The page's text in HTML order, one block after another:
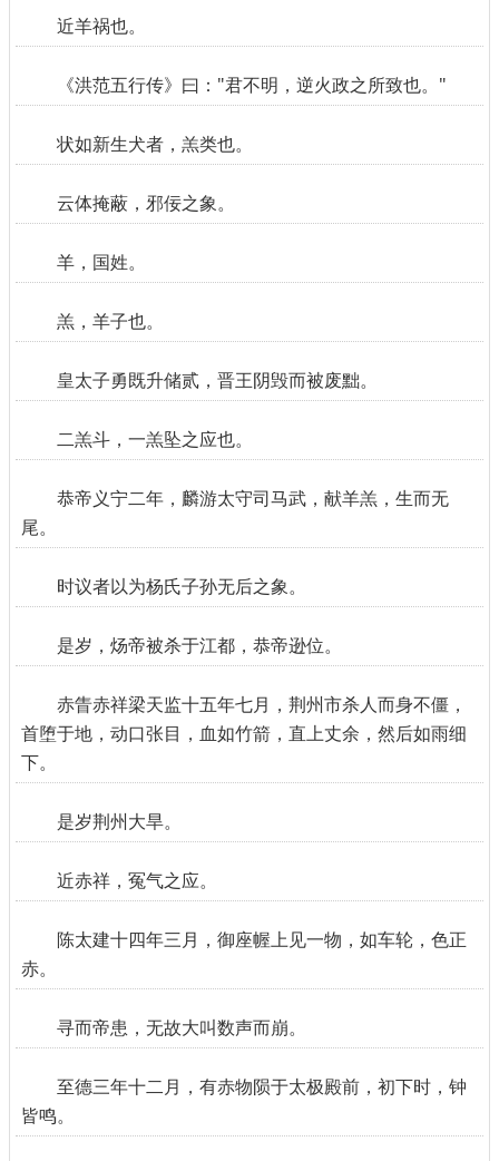
近羊祸也。
《洪范五行传》曰："君不明，逆火政之所致也。"
状如新生犬者，羔类也。
云体掩蔽，邪佞之象。
羊，国姓。
羔，羊子也。
皇太子勇既升储贰，晋王阴毁而被废黜。
二羔斗，一羔坠之应也。
恭帝义宁二年，麟游太守司马武，献羊羔，生而无
尾。
时议者以为杨氏子孙无后之象。
是岁，炀帝被杀于江都，恭帝逊位。
赤眚赤祥梁天监十五年七月，荆州市杀人而身不僵，
首堕于地，动口张目，血如竹箭，直上丈余，然后如雨细
下。
是岁荆州大旱。
近赤祥，冤气之应。
陈太建十四年三月，御座幄上见一物，如车轮，色正
赤。
寻而帝患，无故大叫数声而崩。
至德三年十二月，有赤物陨于太极殿前，初下时，钟
皆鸣。